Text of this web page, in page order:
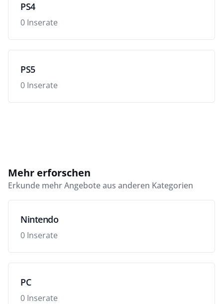
PS4
0 Inserate
PS5
0 Inserate
Mehr erforschen
Erkunde mehr Angebote aus anderen Kategorien
Nintendo
0 Inserate
PC
0 Inserate